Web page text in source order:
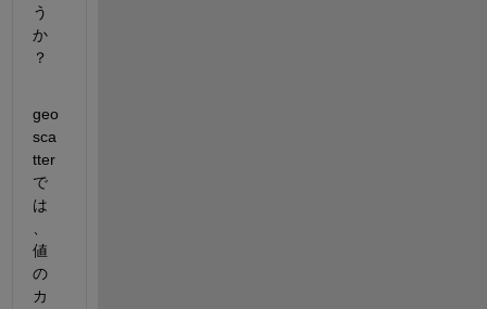
う
か
？
geo
sca
tter
で
は
値
の
カ